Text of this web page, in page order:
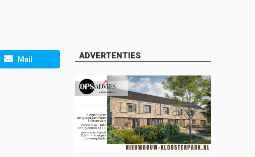
Mail ADVERTENTIES